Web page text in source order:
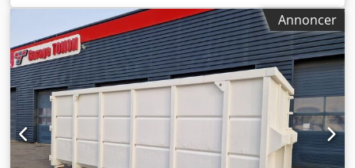
Annoncer